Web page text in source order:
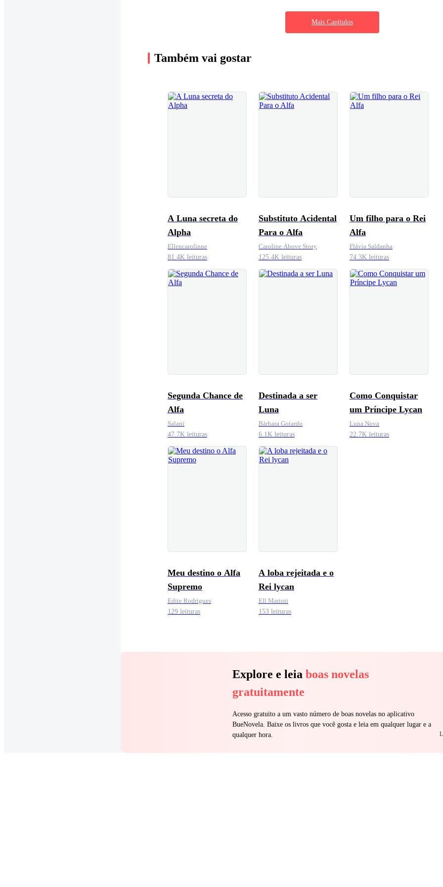
Mais Capítulos
Também vai gostar
A Luna secreta do
Alpha
Ellencarolinne
81.4K leituras
Substituto Acidental
Para o Alfa
Caroline Above Story
125.4K leituras
Um filho para o Rei
Alfa
Flávia Saldanha
74.3K leituras
Segunda Chance de
Alfa
Salani
47.7K leituras
Destinada a ser
Luna
Bárbara Gotardo
6.1K leituras
Como Conquistar
um Príncipe Lycan
Luna Nova
22.7K leituras
Meu destino o Alfa
Supremo
Edite Rodrigues
129 leituras
A loba rejeitada e o
Rei lycan
Ell Marioti
153 leituras
Explore e leia boas novelas
gratuitamente
Acesso gratuito a um vasto número de boas novelas no aplicativo
BueNovela. Baixe os livros que você gosta e leia em qualquer lugar e a
qualquer hora.